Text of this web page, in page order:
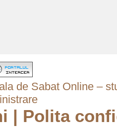
de Sabat Online –
| Polita